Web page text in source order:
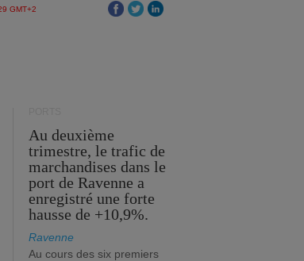
GMT+2
Au deuxième
trimestre, le trafic de
marchandises dans le
port de Ravenne a
enregistré une forte
hausse de +10,9%.
Ravenne
Au cours des six premiers